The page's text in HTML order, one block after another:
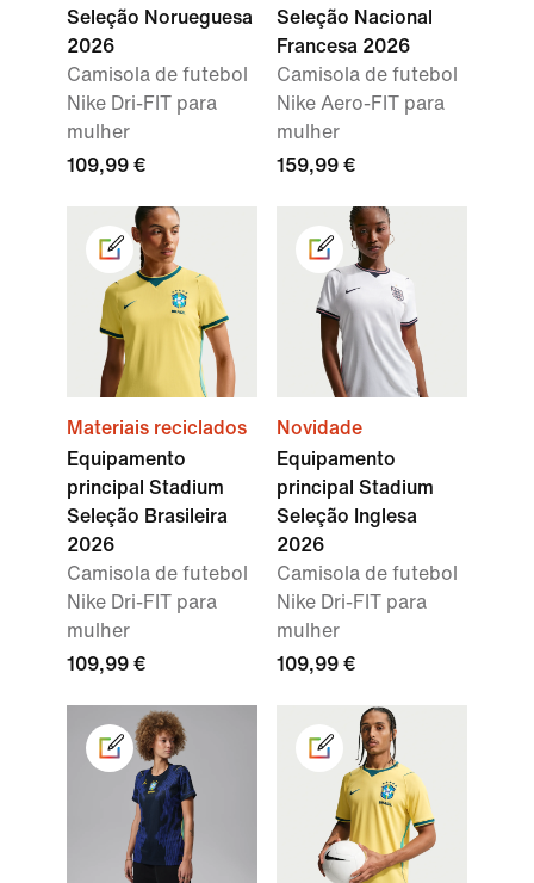
Seleção Norueguesa
2026
Camisola de futebol
Nike Dri-FIT para
mulher
109,99 €
Seleção Nacional
Francesa 2026
Camisola de futebol
Nike Aero-FIT para
mulher
159,99 €
Materiais reciclados
Equipamento
principal Stadium
Seleção Brasileira
2026
Camisola de futebol
Nike Dri-FIT para
mulher
109,99 €
Novidade
Equipamento
principal Stadium
Seleção Inglesa
2026
Camisola de futebol
Nike Dri-FIT para
mulher
109,99 €